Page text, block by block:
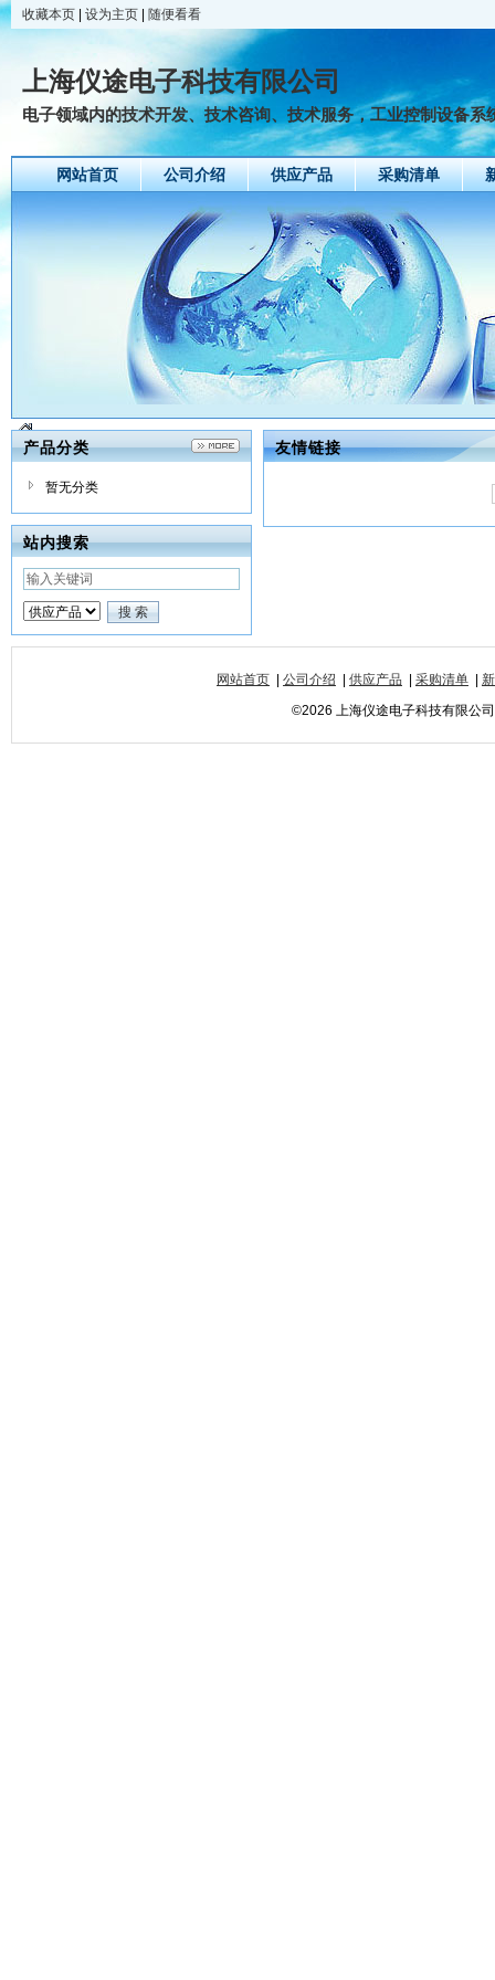
收藏本页 设为主页 随便看看
上海仪途电子科技有限公司
电子领域内的技术开发、技术咨询、技术服务，工业控制设备系
网站首页 公司介绍 供应产品 采购清单
产品分类
暂无分类
站内搜索
友情链接
网站首页 公司介绍 供应产品 采购清单
©2026 上海仪途电子科技有限公